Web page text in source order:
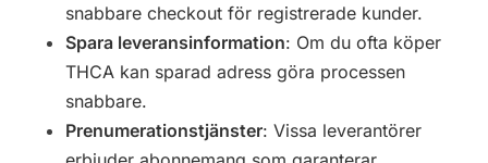
snabbare checkout för registrerade kunder.
Spara leveransinformation: Om du ofta köper
THCA kan sparad adress göra processen
snabbare.
Prenumerationstjänster: Vissa leverantörer